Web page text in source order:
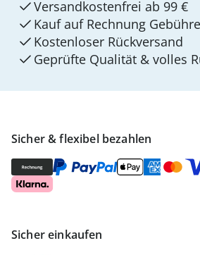
Sicher & flexibel bezahlen
Sicher einkaufen
Versandkostenfrei ab 99 €
Kauf auf Rechnung
Kostenloser Rückversand
Geprüfte Qualität & volles